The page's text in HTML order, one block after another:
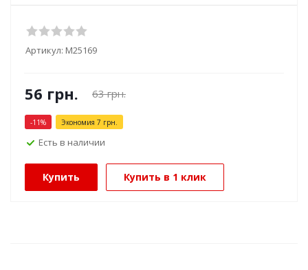
Артикул: М25169
56 грн. 63грн.
-11% Экономия 7 грн.
Есть в наличии
Купить Купить в 1 клик